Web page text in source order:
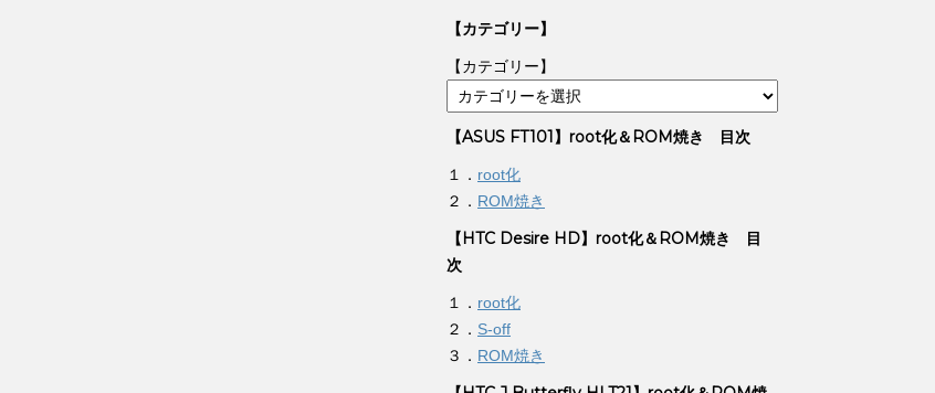
【カテゴリー】
【カテゴリー】
【ASUS FT101】root化＆ROM焼き 目次
１． root化
２． ROM焼き
【HTC Desire HD】root化＆ROM焼き 目
次
１． root化
２． S-off
３． ROM焼き